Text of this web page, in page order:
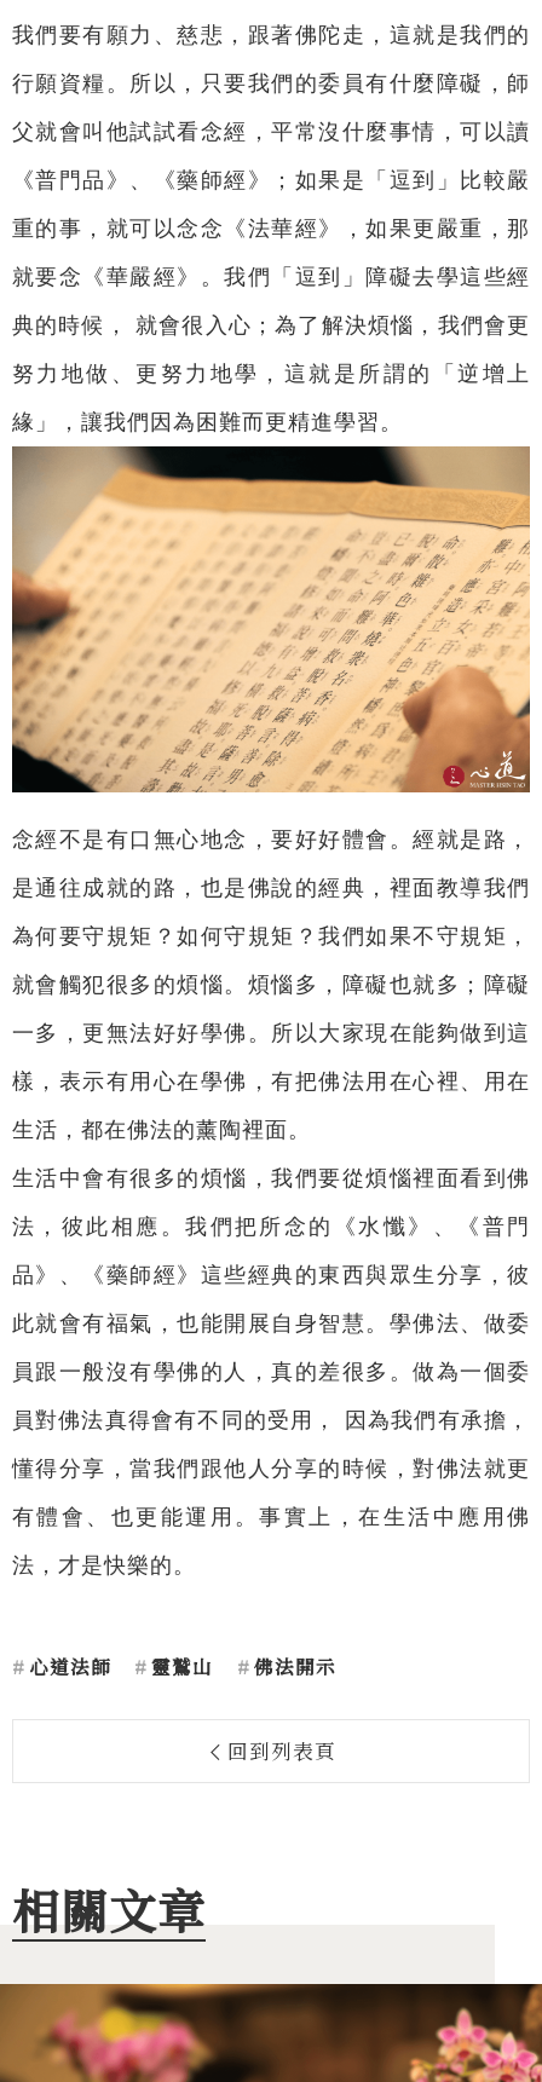
我們要有願力、慈悲，跟著佛陀走，這就是我們的
行願資糧。所以，只要我們的委員有什麼障礙，師
父就會叫他試試看念經，平常沒什麼事情，可以讀
《普門品》、《藥師經》；如果是「逗到」比較嚴
重的事，就可以念念《法華經》，如果更嚴重，那
就要念《華嚴經》。我們「逗到」障礙去學這些經
典的時候， 就會很入心；為了解決煩惱，我們會更
努力地做、更努力地學，這就是所謂的「逆增上
緣」，讓我們因為困難而更精進學習。
念經不是有口無心地念，要好好體會。經就是路，
是通往成就的路，也是佛說的經典，裡面教導我們
為何要守規矩？如何守規矩？我們如果不守規矩，
就會觸犯很多的煩惱。煩惱多，障礙也就多；障礙
一多，更無法好好學佛。所以大家現在能夠做到這
樣，表示有用心在學佛，有把佛法用在心裡、用在
生活，都在佛法的薰陶裡面。
生活中會有很多的煩惱，我們要從煩惱裡面看到佛
法，彼此相應。我們把所念的《水懺》、《普門
品》、《藥師經》這些經典的東西與眾生分享，彼
此就會有福氣，也能開展自身智慧。學佛法、做委
員跟一般沒有學佛的人，真的差很多。做為一個委
員對佛法真得會有不同的受用， 因為我們有承擔，
懂得分享，當我們跟他人分享的時候，對佛法就更
有體會、也更能運用。事實上，在生活中應用佛
法，才是快樂的。
心道法師 靈鷲山 佛法開示
回到列表頁
相關文章